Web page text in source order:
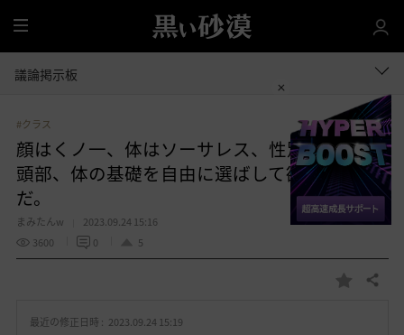
全
体
議論掲示板
#クラス
顔はくノ一、体はソーサレス、性別と種族の
頭部、体の基礎を自由に選ばして欲しいの
だ。
まみたんw
2023.09.24 15:16
3600
0 5
お 共有する
最近の修正日時 : 2023.09.24 15:19